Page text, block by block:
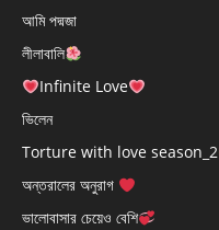
আমি পদ্মজা
লীলাবালি
Infinite Love
ভিলেন
Torture with love season_2
অন্তরালের অনুরাগ
ভালোবাসার চেয়েও বেশি